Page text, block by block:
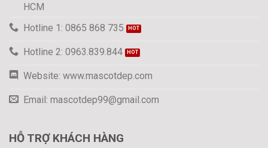
HCM
Hotline 1: 0865 868 735
Hotline 2: 0963.839.844
Website: www.mascotdep.com
Email: mascotdep99@gmail.com
HỖ TRỢ KHÁCH HÀNG